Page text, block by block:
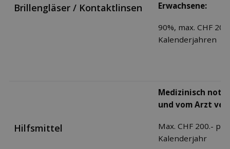
Brillengläser / Kontaktlinsen Erwachsene:
90%, max. CHF
Kalenderjahren
Hilfsmittel
Medizinisch
und vom Arzt
Max. CHF 200.- pro
Kalenderjahr